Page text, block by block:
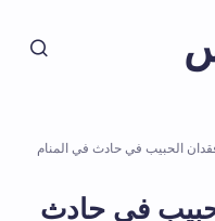
الحبيب في حادث في المنام
في حادث